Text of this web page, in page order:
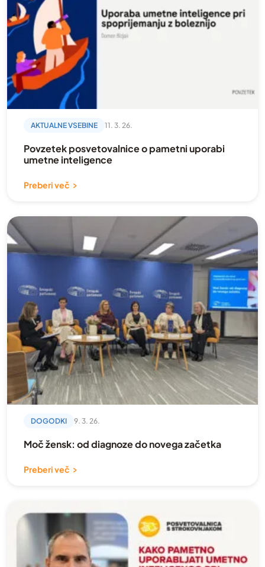
AKTUALNE VSEBINE 11. 3. 26.
Povzetek posvetovalnice o pametni uporabi
umetne inteligence
Preberi več
DOGODKI 9. 3. 26.
Moč žensk: od diagnoze do novega začetka
Preberi več